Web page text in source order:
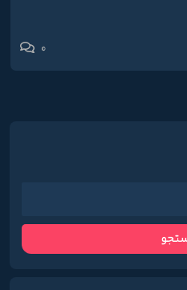
0